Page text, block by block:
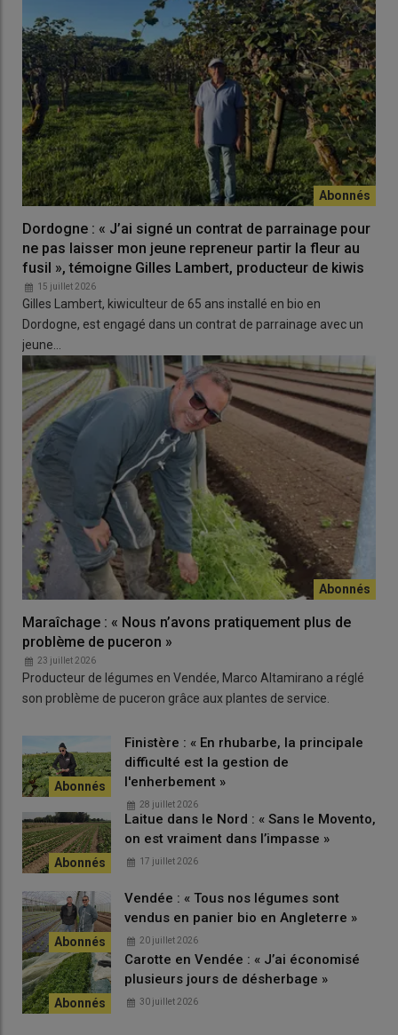
Dordogne : « J’ai signé un contrat de parrainage pour
ne pas laisser mon jeune repreneur partir la fleur au
fusil », témoigne Gilles Lambert, producteur de kiwis
15 juillet 2026
Gilles Lambert, kiwiculteur de 65 ans installé en bio en
Dordogne, est engagé dans un contrat de parrainage avec un
jeune…
Maraîchage : « Nous n’avons pratiquement plus de
problème de puceron »
23 juillet 2026
Producteur de légumes en Vendée, Marco Altamirano a réglé
son problème de puceron grâce aux plantes de service.
Finistère : « En rhubarbe, la principale
difficulté est la gestion de
l'enherbement »
28 juillet 2026
Laitue dans le Nord : « Sans le Movento,
on est vraiment dans l’impasse »
17 juillet 2026
Vendée : « Tous nos légumes sont
vendus en panier bio en Angleterre »
20 juillet 2026
Carotte en Vendée : « J’ai économisé
plusieurs jours de désherbage »
30 juillet 2026